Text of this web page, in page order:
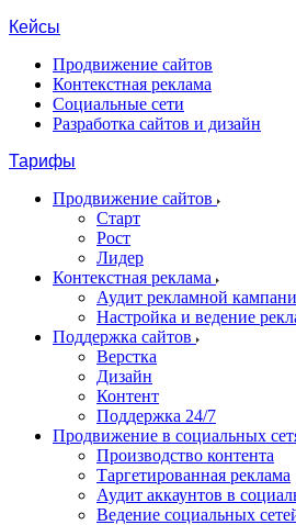
Кейсы
Продвижение сайтов
Контекстная реклама
Социальные сети
Разработка сайтов и дизайн
Тарифы
Продвижение сайтов
Старт
Рост
Лидер
Контекстная реклама
Аудит рекламной
Настройка и ведение
Поддержка сайтов
Верстка
Дизайн
Контент
Поддержка 24/7
Продвижение в социальных
Производство контента
Таргетированная реклама
Аудит аккаунтов в
Ведение социальных